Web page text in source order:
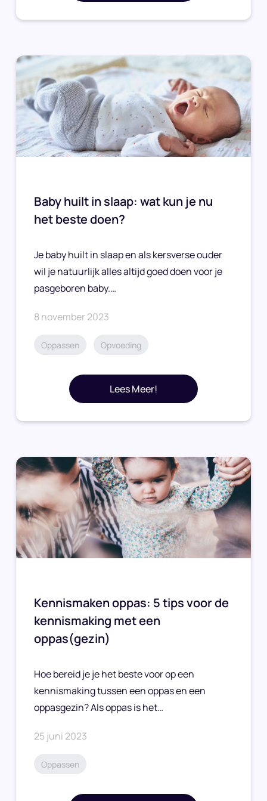
Baby huilt in slaap: wat kun je nu
het beste doen?
Je baby huilt in slaap en als kersverse ouder
wil je natuurlijk alles altijd goed doen voor je
pasgeboren baby.…
8 november 2023
Oppassen Opvoeding
Lees Meer!
Kennismaken oppas: 5 tips voor de
kennismaking met een
oppas(gezin)
Hoe bereid je je het beste voor op een
kennismaking tussen een oppas en een
oppasgezin? Als oppas is het…
25 juni 2023
Oppassen